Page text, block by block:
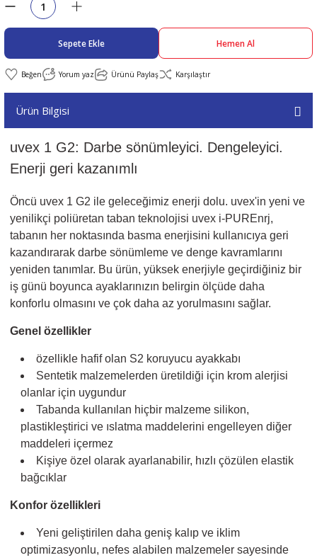
Ekipmanları
Sepete Ekle Hemen Al
Yorum yaz Ürünü Paylaş Karşılaştır
Ürün Bilgisi
uvex 1 G2: Darbe sönümleyici. Dengeleyici.
Enerji geri kazanımlı
Öncü uvex 1 G2 ile geleceğimiz enerji dolu. uvex'in yeni ve
yenilikçi poliüretan taban teknolojisi uvex i-PUREnrj,
tabanın her noktasında basma enerjisini kullanıcıya geri
kazandırarak darbe sönümleme ve denge kavramlarını
yeniden tanımlar. Bu ürün, yüksek enerjiyle geçirdiğiniz bir
iş günü boyunca ayaklarınızın belirgin ölçüde daha
konforlu olmasını ve çok daha az yorulmasını sağlar.
Genel özellikler
özellikle hafif olan S2 koruyucu ayakkabı
Sentetik malzemelerden üretildiği için krom alerjisi
olanlar için uygundur
Tabanda kullanılan hiçbir malzeme silikon,
plastikleştirici ve ıslatma maddelerini engelleyen diğer
maddeleri içermez
Kişiye özel olarak ayarlanabilir, hızlı çözülen elastik
bağcıklar
Konfor özellikleri
Yeni geliştirilen daha geniş kalıp ve iklim
optimizasyonlu, nefes alabilen malzemeler sayesinde